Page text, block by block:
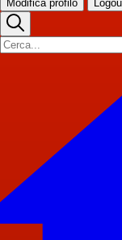
Modifica profilo